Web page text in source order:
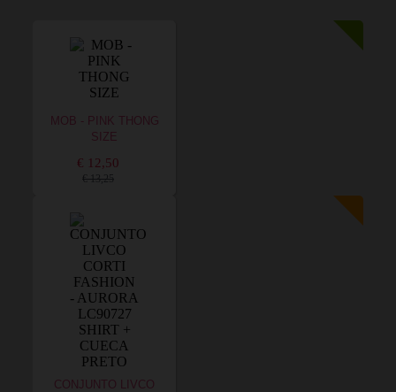
MOB - PINK THONG
SIZE
€ 12,50
€ 13,25
CONJUNTO LIVCO